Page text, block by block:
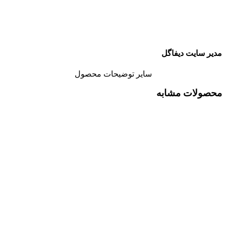
مدیر سایت دیفاگل
سایر توضیحات محصول
محصولات مشابه